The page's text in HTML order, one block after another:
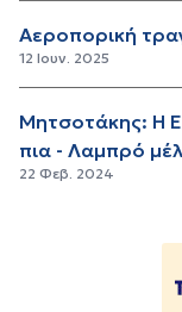
Αεροπορική
12 Ιουν. 2025
Μητσοτάκης: Η
πια - Λαμπρό
22 Φεβ. 2024